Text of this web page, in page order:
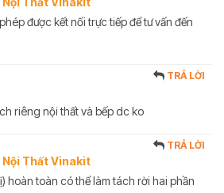
được kết nối trực tiếp để tư vấn đến
TRẢ LỜI
riêng nội thất và bếp dc ko
Thất Vinakit
TRẢ LỜI
hoàn toàn có thể làm tách rời hai phần